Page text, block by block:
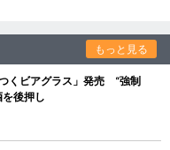
もっと見る
くビアグラス」発売 “強制
後押し